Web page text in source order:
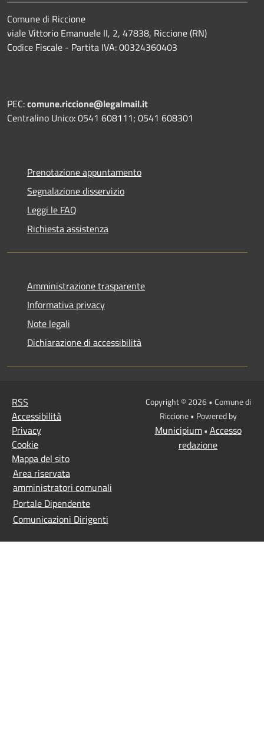
Comune di Riccione
viale Vittorio Emanuele II, 2, 47838, Riccione (RN)
Codice Fiscale - Partita IVA: 00324360403
PEC:comune.riccione@legalmail.it
Centralino Unico: 0541 608111; 0541 608301
Prenotazione appuntamento
Segnalazione disservizio
Leggi le FAQ
Richiesta assistenza
Amministrazione trasparente
Informativa privacy
Note legali
Dichiarazione di accessibilità
RSS
Accessibilità
Privacy
Cookie
Mappa del sito
Area riservata
amministratori comunali
Portale Dipendente
Comunicazioni Dirigenti
Copyright © 2026 • Comune di
Riccione • Powered by
Municipium• Accesso
redazione